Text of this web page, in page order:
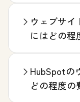
ウェブサイ
にはどの程
HubSpotの
どの程度の